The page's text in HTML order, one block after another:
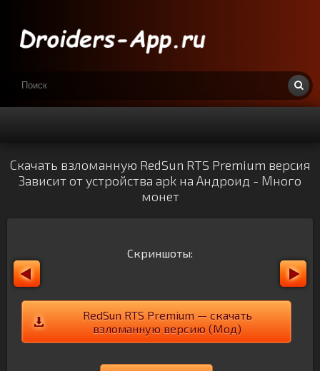
Скачать взломанную RedSun RTS Premium версия
Зависит от устройства apk на Андроид - Много
монет
Скриншоты:
RedSun RTS Premium — скачать
взломанную версию (Мод)